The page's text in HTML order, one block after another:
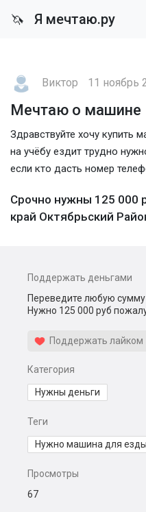
🦄 Я мечтаю.ру
Виктор 11 ноябрь
Мечтаю о машине
Здравствуйте хочу купить
на учёбу ездит трудно
если кто дасть номер
Срочно нужны 125 000
край Октябрьский
Поддержать деньгами
Переведите любую сумму
Нужно 125 000 руб
Поддержать лайком
Категория
Нужны деньги
Теги
Нужно машина для
Просмотры
67